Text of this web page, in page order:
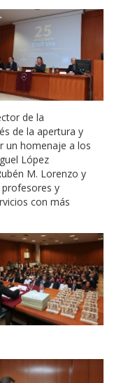
de la
de la apertura y
un homenaje a los
López
M. Lorenzo y
y
con más